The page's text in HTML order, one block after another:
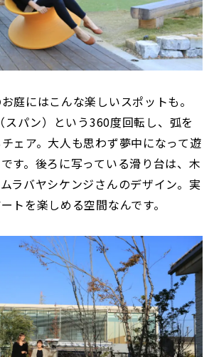
庭にはこんな楽しいスポットも。
スパン）という360度回転し、弧を
ェア。大人も思わず夢中になって遊
す。後ろに写っている滑り台は、木
ラバヤシケンジさんのデザイン。実
トを楽しめる空間なんです。